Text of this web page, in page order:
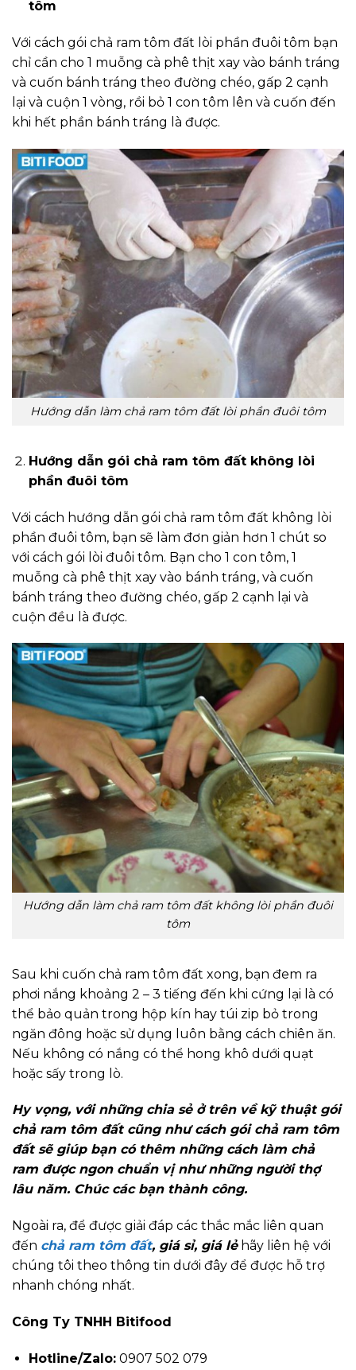
tôm
Với cách gói chả ram tôm đất lòi phần đuôi tôm bạn
chỉ cần cho 1 muỗng cà phê thịt xay vào bánh tráng
và cuốn bánh tráng theo đường chéo, gấp 2 cạnh
lại và cuộn 1 vòng, rồi bỏ 1 con tôm lên và cuốn đến
khi hết phần bánh tráng là được.
Hướng dẫn làm chả ram tôm đất lòi phần đuôi tôm
Hướng dẫn gói chả ram tôm đất không lòi
phần đuôi tôm
Với cách hướng dẫn gói chả ram tôm đất không lòi
phần đuôi tôm, bạn sẽ làm đơn giản hơn 1 chút so
với cách gói lòi đuôi tôm. Bạn cho 1 con tôm, 1
muỗng cà phê thịt xay vào bánh tráng, và cuốn
bánh tráng theo đường chéo, gấp 2 cạnh lại và
cuộn đều là được.
Hướng dẫn làm chả ram tôm đất không lòi phần đuôi
tôm
Sau khi cuốn chả ram tôm đất xong, bạn đem ra
phơi nắng khoảng 2 – 3 tiếng đến khi cứng lại là có
thể bảo quản trong hộp kín hay túi zip bỏ trong
ngăn đông hoặc sử dụng luôn bằng cách chiên ăn.
Nếu không có nắng có thể hong khô dưới quạt
hoặc sấy trong lò.
Hy vọng, với những chia sẻ ở trên về kỹ thuật gói
chả ram tôm đất cũng như cách gói chả ram tôm
đất sẽ giúp bạn có thêm những cách làm chả
ram được ngon chuẩn vị như những người thợ
lâu năm. Chúc các bạn thành công.
Ngoài ra, để được giải đáp các thắc mắc liên quan
đến chả ram tôm đất, giá sỉ, giá lẻhãy liên hệ với
chúng tôi theo thông tin dưới đây để được hỗ trợ
nhanh chóng nhất.
Công Ty TNHH Bitifood
Hotline/Zalo:0907 502 079